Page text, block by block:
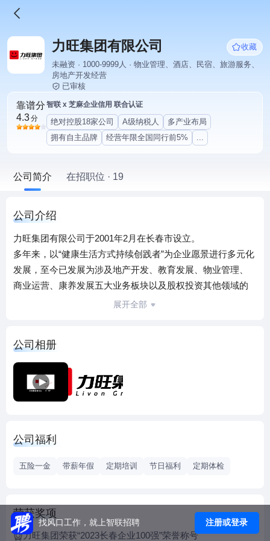
力旺集团有限公司
收藏
未融资 · 1000-9999人 · 物业管理、酒店、民宿、旅游服务、
房地产开发经营
已审核
靠谱分
4.3分
智联 x 芝麻企业信用 联合认证
绝对控股18家公司 A级纳税人
多产业布局
拥有自主品牌
经营年限全国同行前5% ...
公司简介 在招职位 · 19
公司介绍
力旺集团有限公司于2001年2月在长春市设立。
多年来，以“健康生活方式持续创践者”为企业愿景进行多元化
发展，至今已发展为涉及地产开发、教育发展、物业管理、
商业运营、康养发展五大业务板块以及股权投资其他领域的
企业集团，成员企业近60家。
力旺林溪湖、力旺湖语城等近20个居住项目，逐步形成了不
同风格、多档次的优质产品体系。
教育发展领域，长春力旺实验学校业务涉及幼儿园、小学、
初中、高中，拥有一支师德高尚、业务精湛的高素质教师队
管服务。
商业运营领域，投资建设并运营的新一代交互式体验型的城
市综合体——力旺广场，包含以“CCTV发现之旅—舌尖上的
中国”为主题的中华美食文化感知中心、万达影院、生活休闲
展开全部
公司相册
公司福利
五险一金 带薪年假 定期培训 节日福利 定期体检
荣获奖项
力旺集团荣获“2023长春企业100强”荣誉称号
找风口工作，就上智联招聘 注册或登录